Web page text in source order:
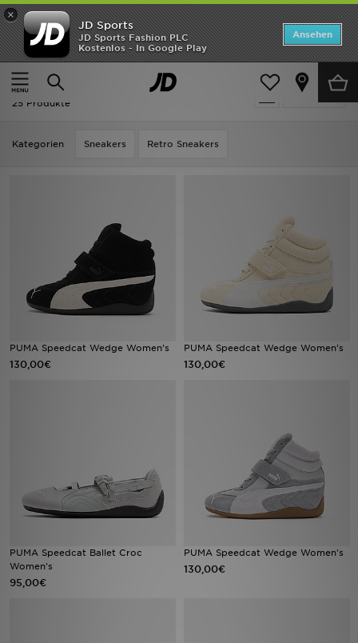
×
JD Sports
JD Sports Fashion PLC
Kostenlos - In Google Play
Ansehen
Startseite
Frauen Frauenschuhe
verfeinern
Frauen - PUMA Frauenschuhe
25 Produkte
Kategorien Sneakers Retro Sneakers
PUMA Speedcat Wedge Women's
130,00€
PUMA Speedcat Wedge Women's
130,00€
PUMA Speedcat Ballet Croc
Women's
95,00€
PUMA Speedcat Wedge Women's
130,00€
Startseite
ANGEBOTE
Marken
Bestsellers
Filialfinder
Meine Nachrichten